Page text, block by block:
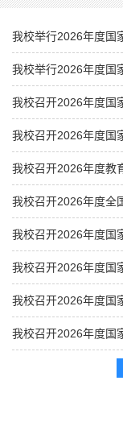
我校举行2026年度国
我校举行2026年度国
我校召开2026年度国
我校召开2026年度国
我校召开2026年度教
我校召开2026年度全
我校召开2026年度国
我校召开2026年度国
我校召开2026年度国
我校召开2026年度国